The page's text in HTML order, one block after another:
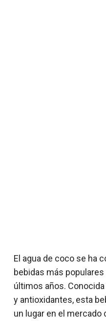
El agua de coco se ha
bebidas más
últimos años.
y antioxidantes, esta
un lugar en el mercado